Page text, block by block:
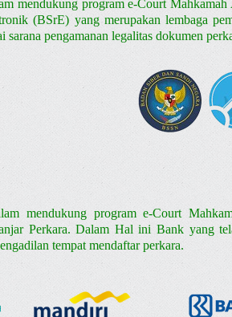
mendukung program e-Court
(BSrE) yang merupakan lembaga
sarana pengamanan legalitas dokumen
mendukung program e-Court
Perkara.Dalam Hal ini Bank yang
tempat mendaftar perkara.